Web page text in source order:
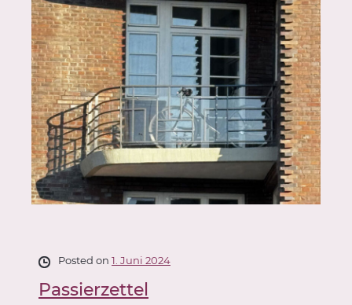
Passierzettel
Posted on 1. Juni 2024